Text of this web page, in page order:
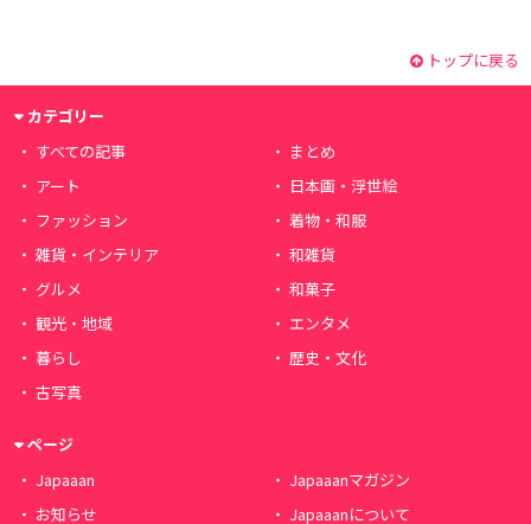
トップに戻る
カテゴリー
すべての記事
まとめ
アート
日本画・浮世絵
ファッション
着物・和服
雑貨・インテリア
和雑貨
グルメ
和菓子
観光・地域
エンタメ
暮らし
歴史・文化
古写真
ページ
Japaaan
Japaaanマガジン
お知らせ
Japaaanについて